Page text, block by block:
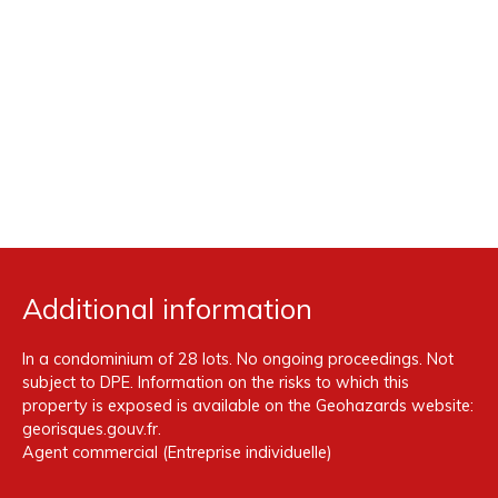
Additional information
In a condominium of 28 lots. No ongoing proceedings. Not
subject to DPE. Information on the risks to which this
property is exposed is available on the Geohazards website:
georisques.gouv.fr.
Agent commercial (Entreprise individuelle)